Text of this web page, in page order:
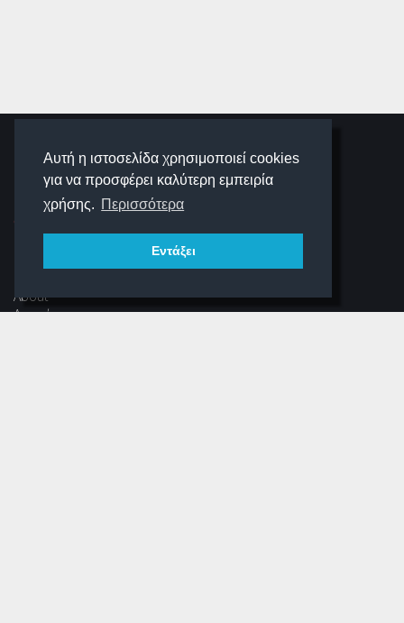
Αυτή η ιστοσελίδα χρησιμοποιεί cookies
για να προσφέρει καλύτερη εμπειρία
χρήσης. Περισσότερα
Εντάξει
SCHOOLIGANS
SCHOOLWAVE
ΠΛΟΉΓΗΣΗ
About
Αρχική